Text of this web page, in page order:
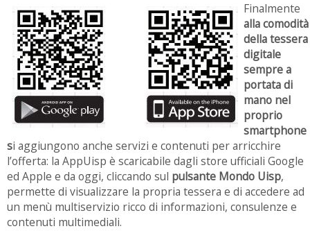
Finalmente
alla comodità
della tessera
digitale
sempre a
portata di
mano nel
proprio
smartphone
si aggiungono anche servizi e contenuti per arricchire
l’offerta: la AppUisp è scaricabile dagli store ufficiali Google
ed Apple e da oggi, cliccando sul pulsante Mondo Uisp,
permette di visualizzare la propria tessera e di accedere ad
un menù multiservizio ricco di informazioni, consulenze e
contenuti multimediali.